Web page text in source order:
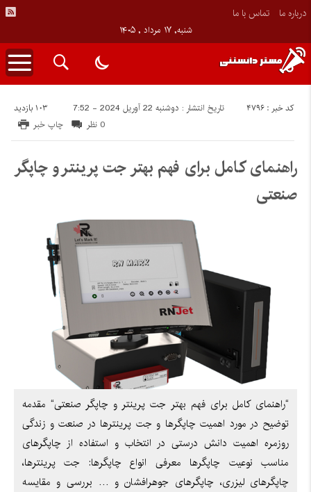
درباره ما تماس با ما
شنبه, ۱۷ مرداد , ۱۴۰۵
تاریخ انتشار : دوشنبه 22 آوریل 2024 - 7:52 103 بازدید کد خبر : 4796
چاپ خبر 0 نظر
راهنمای کامل برای فهم بهتر جت پرینتر و چاپگر
صنعتی
“راهنمای کامل برای فهم بهتر جت پرینتر و چاپگر صنعتی“ مقدمه
توضیح در مورد اهمیت چاپگرها و جت پرینترها در صنعت و زندگی
روزمره اهمیت دانش درستی در انتخاب و استفاده از چاپگرهای
مناسب نوعیت چاپگرها معرفی انواع چاپگرها: جت پرینترها،
چاپگرهای لیزری، چاپگرهای جوهرافشان و … بررسی و مقایسه